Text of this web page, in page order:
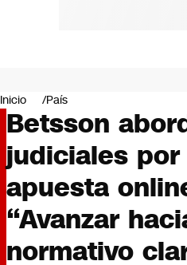
Negocios
Deportes
Programas completos
Cultura
Servicios
Bits
CNN Data
CNN tiempo
Opinión
Inicio País
Betsson
judiciales
apuesta
“Avanzar
normativo